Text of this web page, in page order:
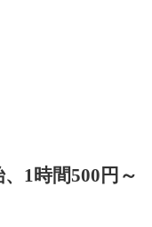
1時間500円～